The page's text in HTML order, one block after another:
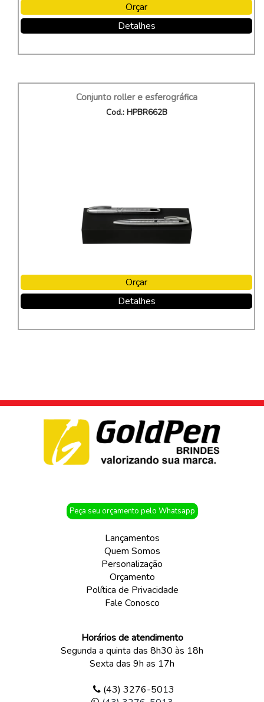
Orçar
Detalhes
Conjunto roller e esferográfica
Cod.: HPBR662B
Orçar
Detalhes
Peça seu orçamento pelo Whatsapp
Lançamentos
Quem Somos
Personalização
Orçamento
Política de Privacidade
Fale Conosco
Horários de atendimento
Segunda a quinta das 8h30 às 18h
Sexta das 9h as 17h
(43) 3276-5013